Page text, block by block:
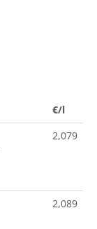
€/l
2,079
2,089